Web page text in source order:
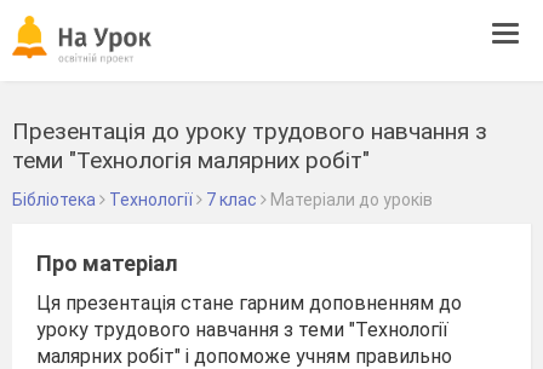
Презентація до уроку трудового навчання з
теми "Технологія малярних робіт"
Бібліотека Технології 7 клас Матеріали до уроків
Про матеріал
Ця презентація стане гарним доповненням до
уроку трудового навчання з теми "Технології
малярних робіт" і допоможе учням правильно